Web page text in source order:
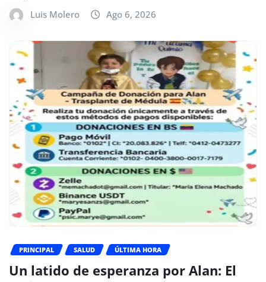
Luis Molero Ago 6, 2026
PRINCIPAL SALUD ÚLTIMA HORA
Un latido de esperanza por Alan: El